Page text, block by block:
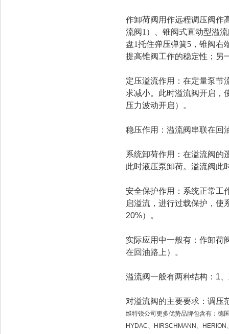
作卸荷阀用作远程调压阀作
流阀1）、锥阀式直动型溢
盘1托住弹压弹簧5，锥阀右
提高锥阀工作的稳定性；另
定压溢流作用：在定量泵节
求减小。此时溢流阀开启，
压力波动开启）。
稳压作用：溢流阀串联在回
系统卸荷作用：在溢流阀的
此时液压泵卸荷。溢流阀此
安全保护作用：系统正常工
启溢流，进行过载保护，使
20%）。
实际应用中一般有：作卸荷
在回油路上）。
溢流阀一般有两种结构：1
对溢流阀的主要要求：调压
维特锐公司更多优势品牌包含有：德
HYDAC、HIRSCHMANN、